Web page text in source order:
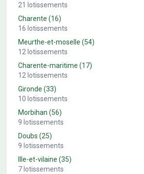
21 lotissements
Charente (16)
16 lotissements
Meurthe-et-moselle (54)
12 lotissements
Charente-maritime (17)
12 lotissements
Gironde (33)
10 lotissements
Morbihan (56)
9 lotissements
Doubs (25)
9 lotissements
Ille-et-vilaine (35)
7lotissements